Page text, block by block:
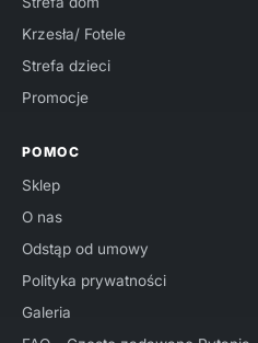
Krzesła/ Fotele
Strefa dzieci
Promocje
POMOC
Sklep
O nas
Odstąp od umowy
Polityka prywatności
Galeria